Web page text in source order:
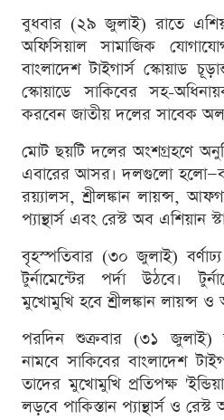
বুধবার (২৯ জুলাই) রাতে
অফিসিয়াল সামাজিক
বাংলাদেশ টাইগার্স স্কোয়াড
স্কোয়াডে সাকিবের সহ-
করবেন জাতীয় দলের সাবেক
মোট ছয়টি দলের অংশগ্রহণে
এবারের আসর। দলগুলো
রয়্যালস, শ্রীলঙ্কান লায়ন্স,
প্যান্থার্স এবং রেস্ট অব এশিয়ান
বৃহস্পতিবার (৩০ জুলাই) বর্ণাঢ্য
টুর্নামেন্টের পর্দা উঠবে।
মুখোমুখি হবে শ্রীলঙ্কান লায়ন্স ও
পরদিন শুক্রবার (৩১ জুলাই)
নামবে সাকিবের বাংলাদেশ
তাদের মুখোমুখি প্রতিপক্ষ
লড়বে পাকিস্তান প্যান্থার্স ও রেস্ট